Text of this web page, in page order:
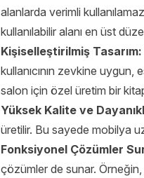
alanlarda verimli
kullanılabilir alanı en üst
Kişiselleştirilmiş Tasarım:
kullanıcının zevkine
salon için özel üretim bir
Yüksek Kalite ve
üretilir. Bu sayede mobilya
Fonksiyonel Çözümler
çözümler de sunar. Örneğin,